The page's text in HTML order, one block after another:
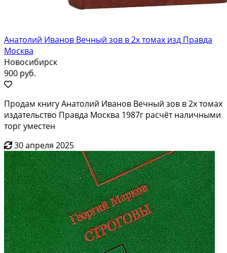
Анатолий Иванов Вечный зов в 2х томах изд Правда
Москва
Новосибирск
900 руб.
Продам книгу Анатолий Иванов Вечный зов в 2х томах
издательство Правда Москва 1987г расчёт наличными
торг уместен
30 апреля 2025